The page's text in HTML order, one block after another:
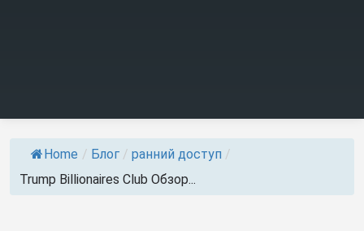
Home / Блог / ранний доступ /
Trump Billionaires Club Обзор...